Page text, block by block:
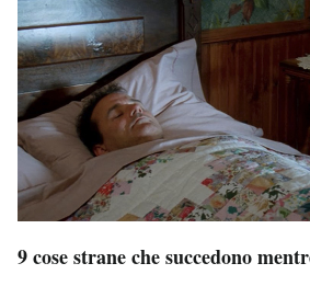
9 cose strane che succedono